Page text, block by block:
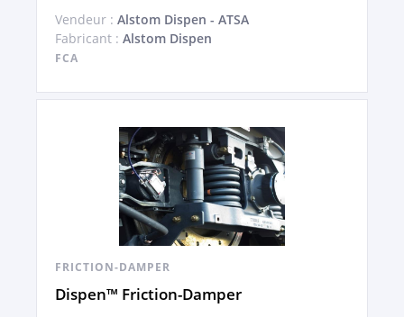
Vendeur : Alstom Dispen - ATSA
Fabricant : Alstom Dispen
FCA
FRICTION-DAMPER
Dispen™ Friction-Damper